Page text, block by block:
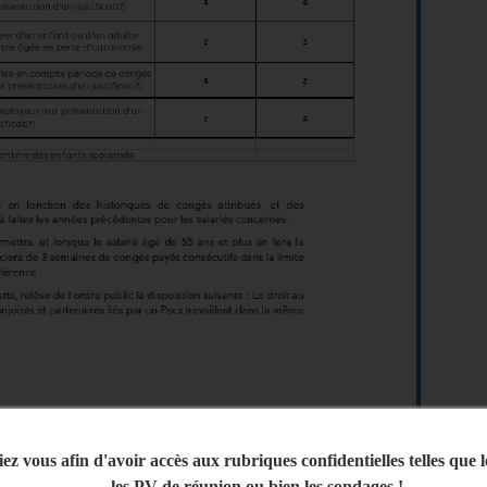
vous afin d'avoir accès aux rubriques confidentielles telles que